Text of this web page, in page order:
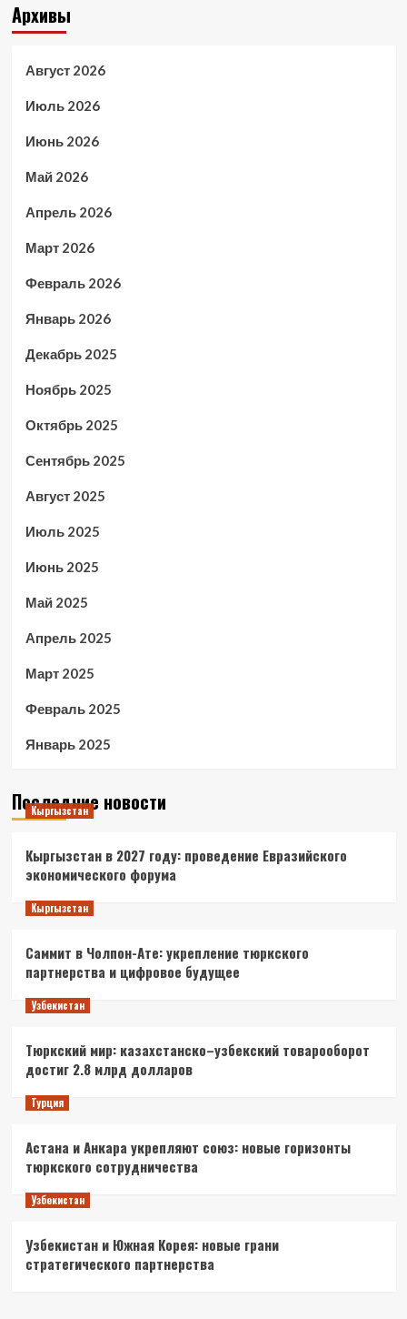
Архивы
Август 2026
Июль 2026
Июнь 2026
Май 2026
Апрель 2026
Март 2026
Февраль 2026
Январь 2026
Декабрь 2025
Ноябрь 2025
Октябрь 2025
Сентябрь 2025
Август 2025
Июль 2025
Июнь 2025
Май 2025
Апрель 2025
Март 2025
Февраль 2025
Январь 2025
Последние новости
Кыргызстан
Кыргызстан в 2027 году: проведение Евразийского
экономического форума
Кыргызстан
Саммит в Чолпон-Ате: укрепление тюркского
партнерства и цифровое будущее
Узбекистан
Тюркский мир: казахстанско–узбекский товарооборот
достиг 2.8 млрд долларов
Турция
Астана и Анкара укрепляют союз: новые горизонты
тюркского сотрудничества
Узбекистан
Узбекистан и Южная Корея: новые грани
стратегического партнерства